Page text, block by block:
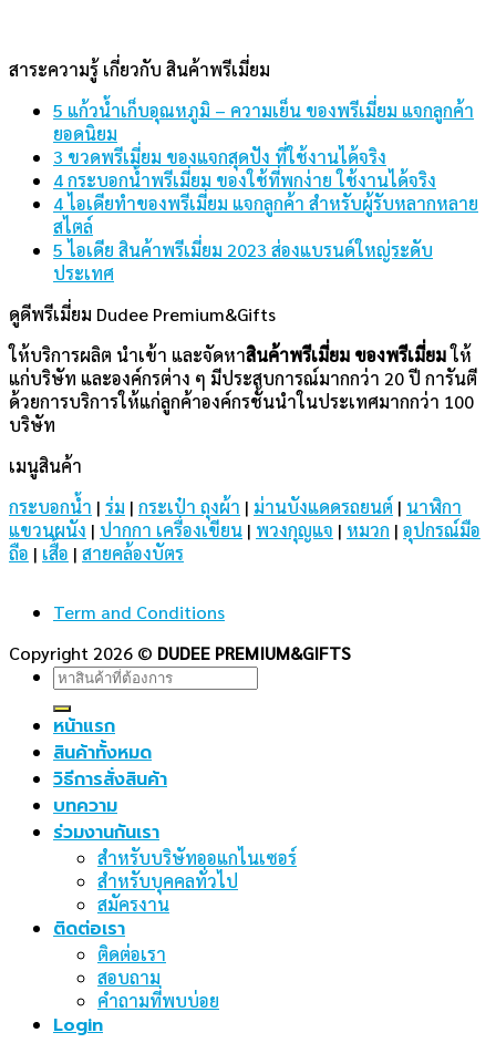
สาระความรู้ เกี่ยวกับ สินค้าพรีเมี่ยม
5 แก้วน้ำเก็บอุณหภูมิ – ความเย็น ของพรีเมี่ยม แจกลูกค้า
ยอดนิยม
3 ขวดพรีเมี่ยม ของแจกสุดปัง ที่ใช้งานได้จริง
4 กระบอกน้ำพรีเมี่ยม ของใช้ที่พกง่าย ใช้งานได้จริง
4 ไอเดียทำของพรีเมี่ยม แจกลูกค้า สำหรับผู้รับหลากหลาย
สไตล์
5 ไอเดีย สินค้าพรีเมี่ยม 2023 ส่องแบรนด์ใหญ่ระดับ
ประเทศ
ดูดีพรีเมี่ยม Dudee Premium&Gifts
ให้บริการผลิต นำเข้า และจัดหาสินค้าพรีเมี่ยม ของพรีเมี่ยมให้
แก่บริษัท และองค์กรต่าง ๆ มีประสบการณ์มากกว่า 20 ปี การันตี
ด้วยการบริการให้แก่ลูกค้าองค์กรชั้นนำในประเทศมากกว่า 100
บริษัท
เมนูสินค้า
กระบอกน้ำ | ร่ม | กระเป๋า ถุงผ้า | ม่านบังแดดรถยนต์ | นาฬิกา
แขวนผนัง | ปากกา เครื่องเขียน | พวงกุญแจ | หมวก | อุปกรณ์มือ
ถือ | เสื้อ | สายคล้องบัตร
Term and Conditions
Copyright 2026 © DUDEE PREMIUM&GIFTS
Search
หน้าแรก
สินค้าทั้งหมด
วิธีการสั่งสินค้า
บทความ
ร่วมงานกันเรา
สำหรับบริษัทออแกไนเซอร์
สำหรับบุคคลทั่วไป
สมัครงาน
ติดต่อเรา
ติดต่อเรา
สอบถาม
คำถามที่พบบ่อย
Login